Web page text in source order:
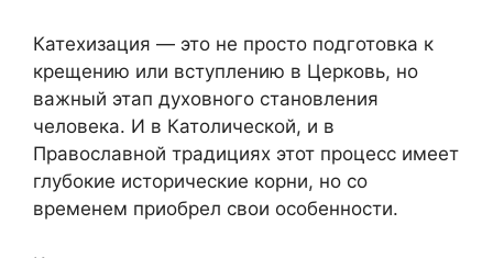
Катехизация — это не просто подготовка к
крещению или вступлению в Церковь, но
важный этап духовного становления
человека. И в Католической, и в
Православной традициях этот процесс имеет
глубокие исторические корни, но со
временем приобрел свои особенности.